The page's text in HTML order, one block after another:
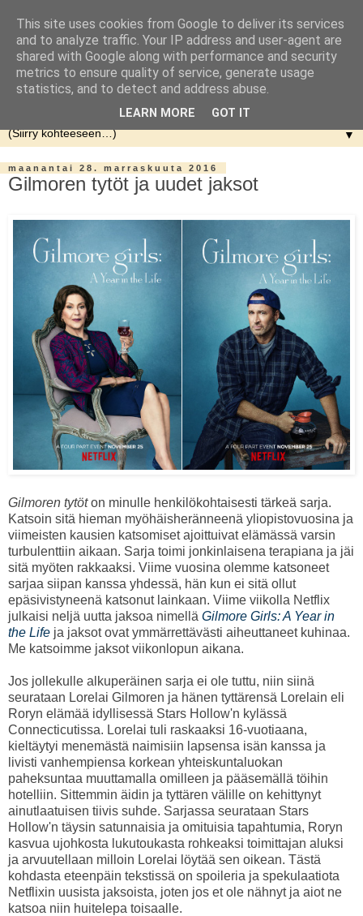
▼
maanantai 28. marraskuuta 2016
Gilmoren tytöt ja uudet jaksot
Gilmoren tytöton minulle henkilökohtaisesti tärkeä sarja.
Katsoin sitä hieman myöhäisheränneenä yliopistovuosina ja
viimeisten kausien katsomiset ajoittuivat elämässä varsin
turbulenttiin aikaan. Sarja toimi jonkinlaisena terapiana ja jäi
sitä myöten rakkaaksi. Viime vuosina olemme katsoneet
sarjaa siipan kanssa yhdessä, hän kun ei sitä ollut
epäsivistyneenä katsonut lainkaan. Viime viikolla Netflix
julkaisi neljä uutta jaksoa nimellä Gilmore Girls: A Year in
the Life ja jaksot ovat ymmärrettävästi aiheuttaneet kuhinaa.
Me katsoimme jaksot viikonlopun aikana.
Jos jollekulle alkuperäinen sarja ei ole tuttu, niin siinä
seurataan Lorelai Gilmoren ja hänen tyttärensä Lorelain eli
Roryn elämää idyllisessä Stars Hollow'n kylässä
Connecticutissa. Lorelai tuli raskaaksi 16-vuotiaana,
kieltäytyi menemästä naimisiin lapsensa isän kanssa ja
livisti vanhempiensa korkean yhteiskuntaluokan
paheksuntaa muuttamalla omilleen ja pääsemällä töihin
hotelliin. Sittemmin äidin ja tyttären välille on kehittynyt
ainutlaatuisen tiivis suhde. Sarjassa seurataan Stars
Hollow'n täysin satunnaisia ja omituisia tapahtumia, Roryn
kasvua ujohkosta lukutoukasta rohkeaksi toimittajan aluksi
ja arvuutellaan milloin Lorelai löytää sen oikean. Tästä
kohdasta eteenpäin tekstissä on spoileria ja spekulaatiota
Netflixin uusista jaksoista, joten jos et ole nähnyt ja aiot ne
katsoa niin huitelepa toisaalle.
This site uses cookies from Google to deliver its services
and to analyze traffic. Your IP address and user-agent are
shared with Google along with performance and security
metrics to ensure quality of service, generate usage
statistics, and to detect and address abuse.
LEARN MORE GOT IT